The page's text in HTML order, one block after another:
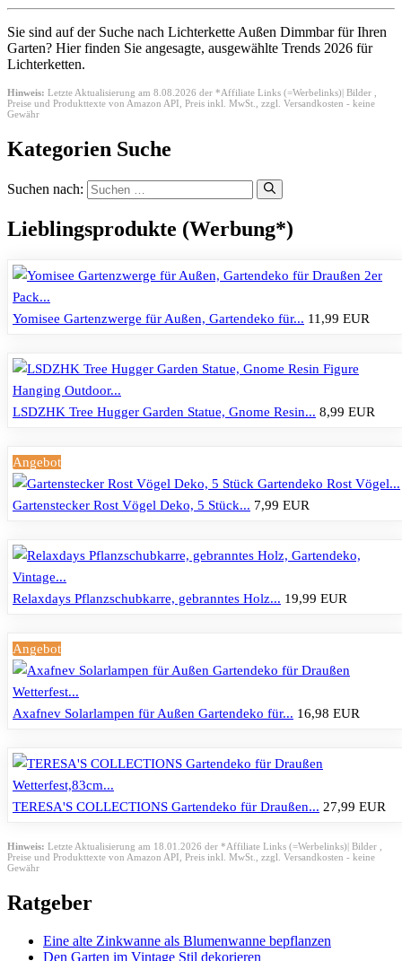
Sie sind auf der Suche nach Lichterkette Außen Dimmbar für Ihren
Garten? Hier finden Sie angesagte, ausgewählte Trends 2026 für
Lichterketten.
Hinweis: Letzte Aktualisierung am 8.08.2026 der *Affiliate Links (=Werbelinks)| Bilder ,
Preise und Produkttexte von Amazon API, Preis inkl. MwSt., zzgl. Versandkosten - keine
Gewähr
Kategorien Suche
Suchen nach:
Lieblingsprodukte (Werbung*)
Yomisee Gartenzwerge für Außen, Gartendeko für... 11,99 EUR
LSDZHK Tree Hugger Garden Statue, Gnome Resin... 8,99 EUR
Angebot
Gartenstecker Rost Vögel Deko, 5 Stück... 7,99 EUR
Relaxdays Pflanzschubkarre, gebranntes Holz... 19,99 EUR
Angebot
Axafnev Solarlampen für Außen Gartendeko für... 16,98 EUR
TERESA'S COLLECTIONS Gartendeko für Draußen... 27,99 EUR
Hinweis: Letzte Aktualisierung am 18.01.2026 der *Affiliate Links (=Werbelinks)| Bilder ,
Preise und Produkttexte von Amazon API, Preis inkl. MwSt., zzgl. Versandkosten - keine
Gewähr
Ratgeber
Eine alte Zinkwanne als Blumenwanne bepflanzen
Den Garten im Vintage Stil dekorieren